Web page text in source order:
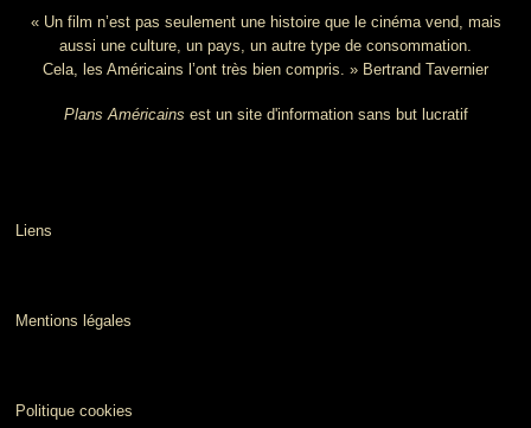
« Un film n’est pas seulement une histoire que le cinéma vend, mais
aussi une culture, un pays, un autre type de consommation.
Cela, les Américains l’ont très bien compris. » Bertrand Tavernier
Plans Américains est un site d'information sans but lucratif
Liens
Mentions légales
Politique cookies